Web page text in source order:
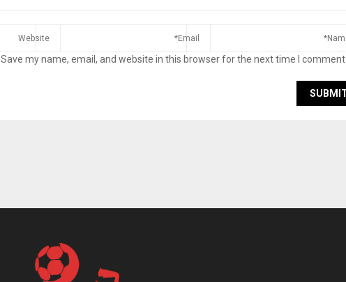
Save my name, email, and website in this browser for the next time I comment.